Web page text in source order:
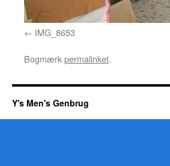
IMG_8653
Bogmærkpermalinket.
Y's Men's Genbrug